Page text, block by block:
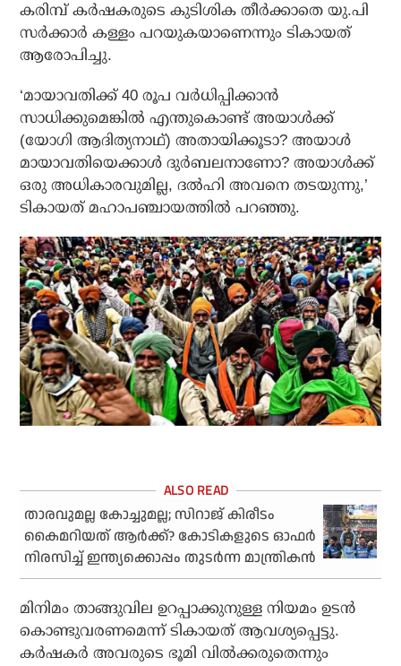
കരിമ്പ് കര്‍ഷകരുടെ കുടിശിക തീര്‍ക്കാതെ യു.പി
സര്‍ക്കാര്‍ കള്ളം പറയുകയാണെന്നും ടികായത്
ആരോപിച്ചു.
‘മായാവതിക്ക് 40 രൂപ വര്‍ധിപ്പിക്കാന്‍
സാധിക്കുമെങ്കില്‍ എന്തുകൊണ്ട് അയാള്‍ക്ക്
(യോഗി ആദിത്യനാഥ്) അതായിക്കൂടാ? അയാള്‍
മായാവതിയെക്കാള്‍ ദുര്‍ബലനാണോ? അയാള്‍ക്ക്
ഒരു അധികാരവുമില്ല, ദല്‍ഹി അവനെ തടയുന്നു,’
ടികായത് മഹാപഞ്ചായത്തില്‍ പറഞ്ഞു.
താരവുമല്ല കോച്ചുമല്ല; സിറാജ് കിരീടം
കൈമറിയത് ആര്‍ക്ക്? കോടികളുടെ ഓഫര്‍
നിരസിച്ച് ഇന്ത്യക്കൊപ്പം തുടര്‍ന്ന മാന്ത്രികന്‍
മിനിമം താങ്ങുവില ഉറപ്പാക്കുനുള്ള നിയമം ഉടന്‍
കൊണ്ടുവരണമെന്ന് ടികായത് ആവശ്യപ്പെട്ടു.
കര്‍ഷകര്‍ അവരുടെ ഭൂമി വില്‍ക്കരുതെന്നും